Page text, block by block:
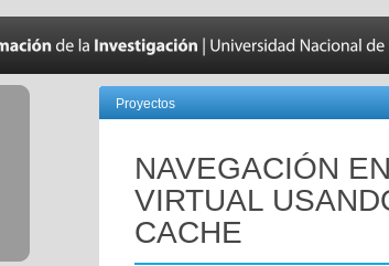
Proyectos
NAVEGACIÓN
VIRTUAL
CACHE